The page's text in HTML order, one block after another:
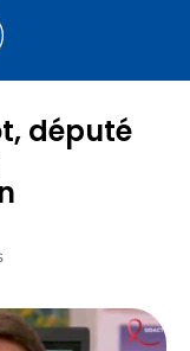
député